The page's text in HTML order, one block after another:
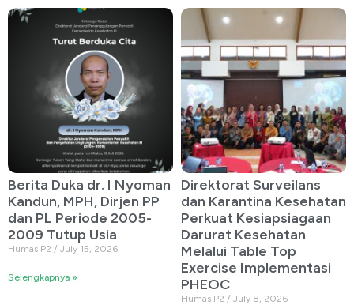
Berita Duka dr. I Nyoman
Kandun, MPH, Dirjen PP
dan PL Periode 2005-
2009 Tutup Usia
Humas P2 July 15, 2026
Selengkapnya »
Direktorat Surveilans
dan Karantina Kesehatan
Perkuat Kesiapsiagaan
Darurat Kesehatan
Melalui Table Top
Exercise Implementasi
PHEOC
Humas P2 July 8, 2026